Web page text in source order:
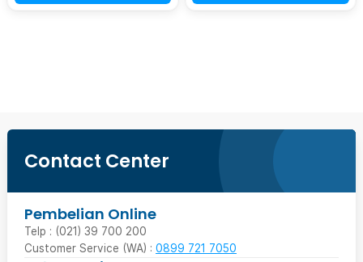
Contact Center
Pembelian Online
Telp : (021) 39 700 200
Customer Service (WA) : 0899 721 7050